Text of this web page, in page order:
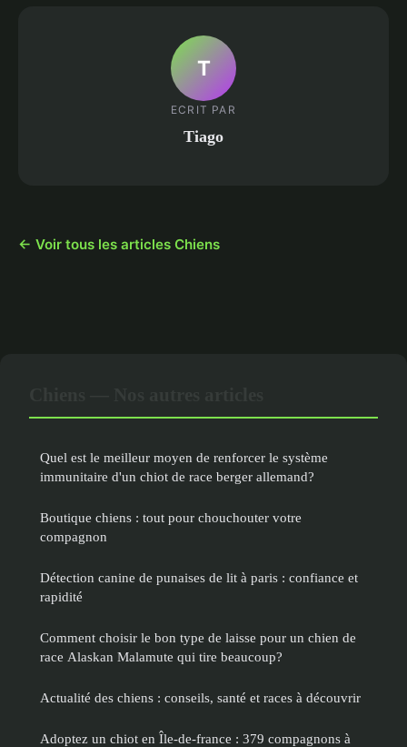
T
ECRIT PAR
Tiago
← Voir tous les articles Chiens
Quel est le meilleur moyen de renforcer le système
immunitaire d'un chiot de race berger allemand?
Boutique chiens : tout pour chouchouter votre
compagnon
Détection canine de punaises de lit à paris : confiance et
rapidité
Comment choisir le bon type de laisse pour un chien de
race Alaskan Malamute qui tire beaucoup?
Actualité des chiens : conseils, santé et races à découvrir
Adoptez un chiot en Île-de-france : 379 compagnons à